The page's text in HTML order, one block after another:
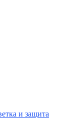
и защита